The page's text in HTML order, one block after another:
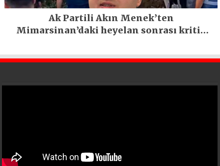
Ak Partili Akın Menek’ten
Mimarsinan’daki heyelan sonrası kritik